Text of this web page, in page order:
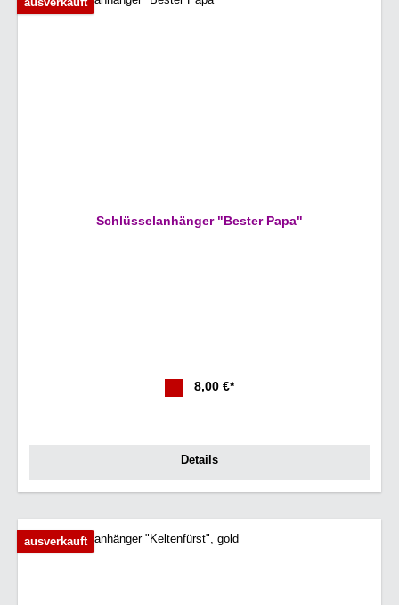
Schlüsselanhänger "Bester Papa"
8,00 €*
Details
ausverkauft